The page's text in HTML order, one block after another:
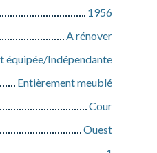
1956
A rénover
équipée/Indépendante
Entièrement meublé
Cour
Ouest